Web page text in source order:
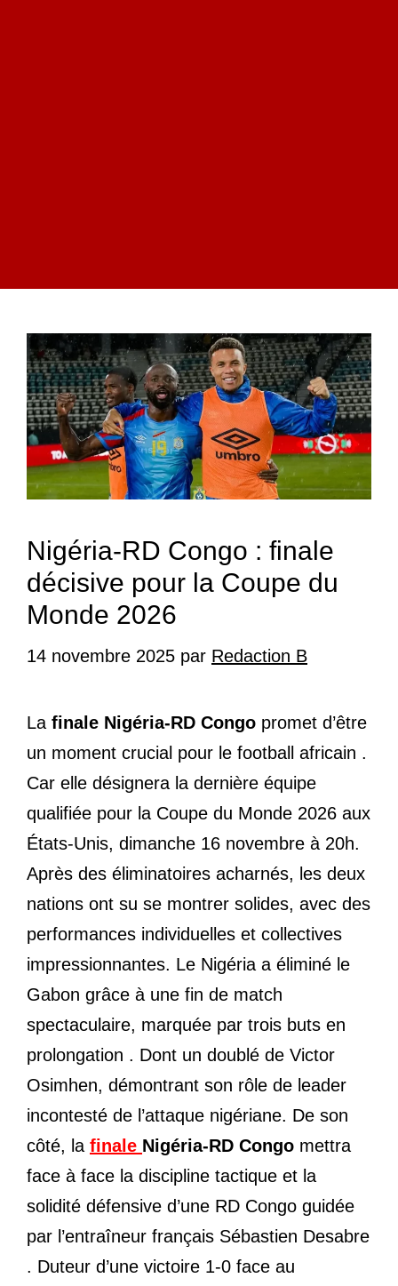
Nigéria-RD Congo : finale
décisive pour la Coupe du
Monde 2026
14 novembre 2025 par Redaction B
La finale Nigéria-RD Congo promet d’être
un moment crucial pour le football africain .
Car elle désignera la dernière équipe
qualifiée pour la Coupe du Monde 2026 aux
États-Unis, dimanche 16 novembre à 20h.
Après des éliminatoires acharnés, les deux
nations ont su se montrer solides, avec des
performances individuelles et collectives
impressionnantes. Le Nigéria a éliminé le
Gabon grâce à une fin de match
spectaculaire, marquée par trois buts en
prolongation . Dont un doublé de Victor
Osimhen, démontrant son rôle de leader
incontesté de l’attaque nigériane. De son
côté, la finale Nigéria-RD Congo mettra
face à face la discipline tactique et la
solidité défensive d’une RD Congo guidée
par l’entraîneur français Sébastien Desabre
. Duteur d’une victoire 1-0 face au